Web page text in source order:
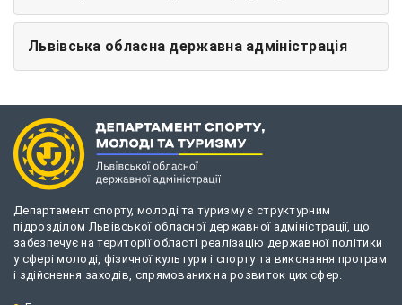
Львівська обласна державна адміністрація
Департамент спорту, молоді та туризму є структурним
підрозділом Львівської обласної державної адміністрації, що
забезпечує на території області реалізацію державної політики
у сфері молоді, фізичної культури і спорту та виконання програм
і здійснення заходів, спрямованих на розвиток цих сфер.